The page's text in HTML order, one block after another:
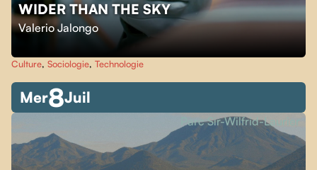
WIDER THAN THE SKY
Valerio Jalongo
Culture, Sociologie, Technologie
Mer8Juil
Parc Sir-Wilfrid-Laurier